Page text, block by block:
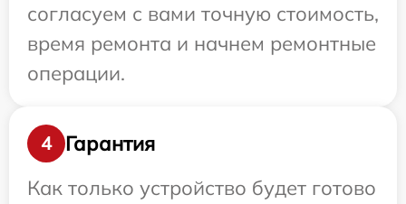
согласуем с вами точную стоимость,
время ремонта и начнем ремонтные
операции.
4
Гарантия
Как только устройство будет готово